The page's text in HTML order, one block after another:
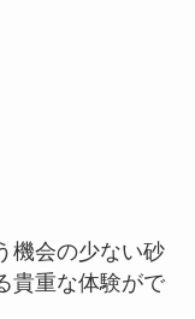
機会の少ない砂
貴重な体験がで